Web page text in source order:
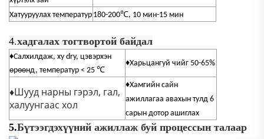
Хатууруулах температур 180-200℃, 10 мин-15 мин
4.хадгалах тогтвортой байдал
♦Салхилдаж, ху dry, цэвэрхэн
өрөөнд, температур < 25 ℃
♦Харьцангуй чийг 50-65%
♦Шууд нарны гэрэл, гал,
халуунгаас хол
♦Хамгийн сайн
ажиллагаа авахын тулд 6
сарын дотор ашиглах
5.Бүтээгдэхүүний ажиллаж буй процессын талаар